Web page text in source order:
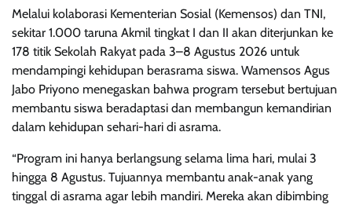
Melalui kolaborasi Kementerian Sosial (Kemensos) dan TNI,
sekitar 1.000 taruna Akmil tingkat I dan II akan diterjunkan ke
178 titik Sekolah Rakyat pada 3–8 Agustus 2026 untuk
mendampingi kehidupan berasrama siswa. Wamensos Agus
Jabo Priyono menegaskan bahwa program tersebut bertujuan
membantu siswa beradaptasi dan membangun kemandirian
dalam kehidupan sehari-hari di asrama.
“Program ini hanya berlangsung selama lima hari, mulai 3
hingga 8 Agustus. Tujuannya membantu anak-anak yang
tinggal di asrama agar lebih mandiri. Mereka akan dibimbing